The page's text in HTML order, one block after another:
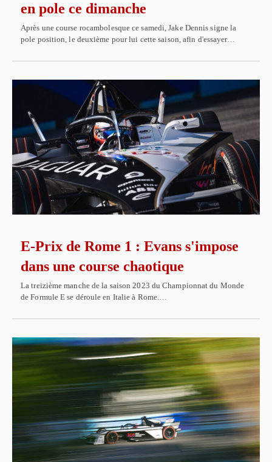
en pole ce dimanche
Après une course rocambolesque ce samedi, Jake Dennis signe la
pole position, le deuxième pour lui cette saison, afin d'essayer…
E-Prix de Rome 1 : Evans s'impose
dans une course chaotique
La treizième manche de la saison 2023 du Championnat du Monde
de Formule E se déroule en Italie à Rome.…